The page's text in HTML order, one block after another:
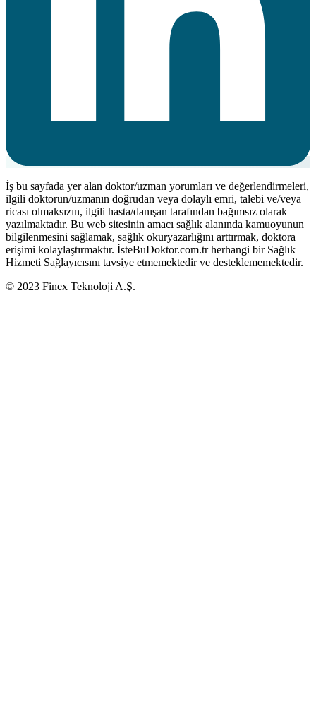
İş bu sayfada yer alan doktor/uzman yorumları ve değerlendirmeleri,
ilgili doktorun/uzmanın doğrudan veya dolaylı emri, talebi ve/veya
ricası olmaksızın, ilgili hasta/danışan tarafından bağımsız olarak
yazılmaktadır. Bu web sitesinin amacı sağlık alanında kamuoyunun
bilgilenmesini sağlamak, sağlık okuryazarlığını arttırmak, doktora
erişimi kolaylaştırmaktır. İsteBuDoktor.com.tr herhangi bir Sağlık
Hizmeti Sağlayıcısını tavsiye etmemektedir ve desteklememektedir.
© 2023 Finex Teknoloji A.Ş.